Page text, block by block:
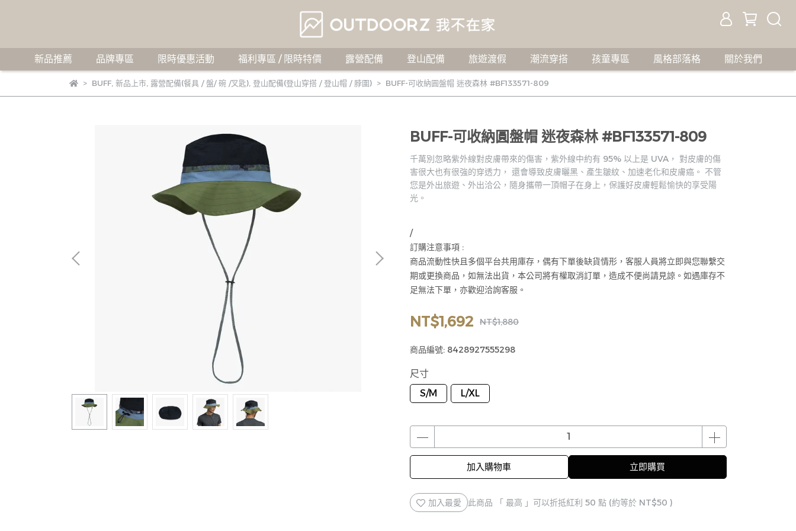
新品推薦 品牌專區 限時優惠活動 福利專區 / 限時特價 露營配備 登山配備 旅遊渡假 潮流穿搭 孩童專區 風格部落格 關於我們
BUFF, 新品上市, 露營配備(餐具 / 盤/ 碗 /叉匙), 登山配備(登山穿搭 / 登山帽 / 脖圍) BUFF-可收納圓盤帽 迷夜森林 #BF133571-809
BUFF-可收納圓盤帽 迷夜森林 #BF133571-809
千萬別忽略紫外線對皮膚帶來的傷害，紫外線中約有 95% 以上是 UVA， 對皮膚的傷
害很大也有很強的穿透力， 還會導致皮膚曬黑、產生皺紋、加速老化和皮膚癌。 不管
您是外出旅遊、外出洽公，隨身攜帶一頂帽子在身上，保護好皮膚輕鬆愉快的享受陽
光。
/
訂購注意事項 :
商品流動性快且多個平台共用庫存，偶有下單後缺貨情形，客服人員將立即與您聯繫交
期或更換商品，如無法出貨，本公司將有權取消訂單，造成不便尚請見諒。如遇庫存不
足無法下單，亦歡迎洽詢客服。
NT$1,692 NT$1,880
商品編號: 8428927555298
尺寸
S/M
L/XL
加入購物車 立即購買
加入最愛 此商品 「 最高 」可以折抵紅利 50 點 (約等於 NT$50 )